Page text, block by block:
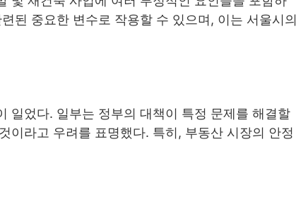
된 중요한 변수로 작용할 수 있으며, 이는 서울시의
일었다. 일부는 정부의 대책이 특정 문제를 해결할
이라고 우려를 표명했다. 특히, 부동산 시장의 안정